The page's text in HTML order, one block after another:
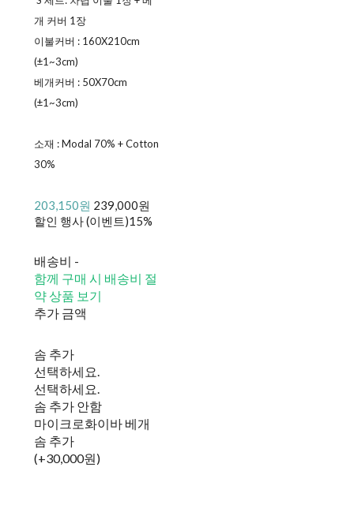
개 커버 1장
ㅤ이불커버 : 160X210cm
(±1~3cm)
ㅤ베개커버 : 50X70cm
(±1~3cm)
소재 : Modal 70% + Cotton
30%
203,150원 239,000원
할인 행사 (이벤트)15%
배송비 -
함께 구매 시 배송비 절
약 상품 보기
추가 금액
솜 추가
선택하세요.
선택하세요.
솜 추가 안함
마이크로화이바 베개
솜 추가
(+30,000원)